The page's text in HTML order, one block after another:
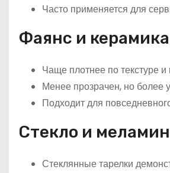
Часто применяется для
Фаянс и керамика
Чаще плотнее по текстуре
Менее прозрачен, но более
Подходит для
Стекло и меламин
Стеклянные тарелки